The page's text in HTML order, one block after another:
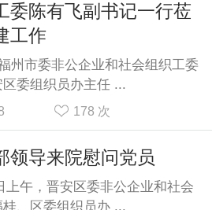
委陈有飞副书记一行莅
工作
市委非公企业和社会组织工委
委组织员办主任 ...
178 次
领导来院慰问党员
午，晋安区委非公企业和社会
、区委组织员办 ...